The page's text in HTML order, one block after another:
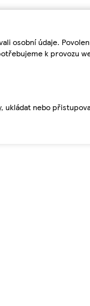
osobní údaje.
k provozu
nebo